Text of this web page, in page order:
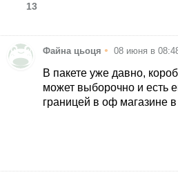
13
Файна цьоця • 08 июня в
В пакете уже давно,
может выборочно и есть
границей в оф магазине в